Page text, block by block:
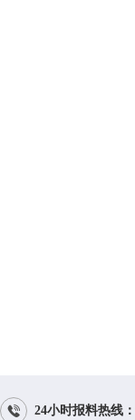
 24小时报料热线：